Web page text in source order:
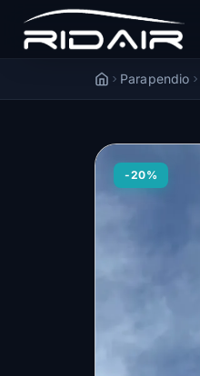
AccueilParapendio
-20%